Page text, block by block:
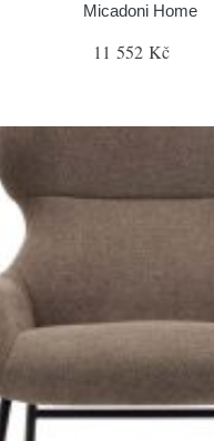
Micadoni Home
11 552 Kč